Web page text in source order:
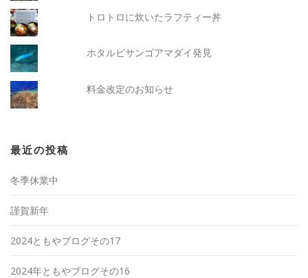
トロトロに炊いたラフティー丼
ホタルビサンゴアマダイ発見
料金改定のお知らせ
最近の投稿
冬季休業中
謹賀新年
2024ともやブログその17
2024年ともやブログその16